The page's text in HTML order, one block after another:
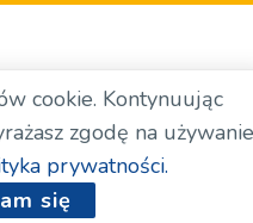
cookie. Kontynuując
zgodę na używanie
prywatności.
się